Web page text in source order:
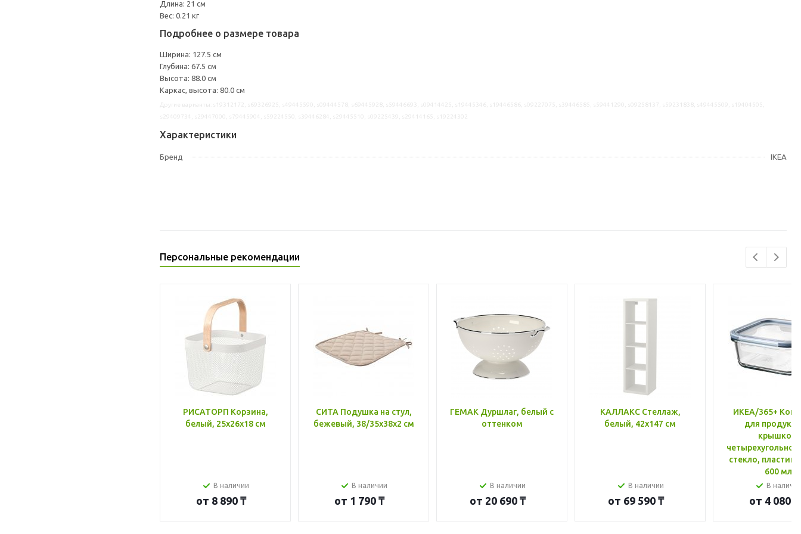
Длина: 21 см
Вес: 0.21 кг
Подробнее о размере товара
Ширина: 127.5 см
Глубина: 67.5 см
Высота: 88.0 см
Каркас, высота: 80.0 см
Характеристики
Бренд IKEA
Персональные рекомендации
РИСАТОРП Корзина,
белый, 25x26x18 см
В наличии
от 8 890 ₸
СИТА Подушка на стул,
бежевый, 38/35x38x2 см
В наличии
от 1 790 ₸
ГЕМАК Дуршлаг, белый с
оттенком
В наличии
от 20 690 ₸
КАЛЛАКС Стеллаж,
белый, 42x147 см
В наличии
от 69 590 ₸
ИКЕА/365+
для
крышкой,
стекло, пластик
600 мл
В
от 4 080 ₸